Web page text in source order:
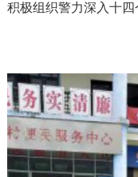
积极组织警力深入十四